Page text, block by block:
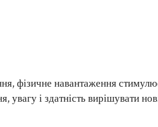
фізичне навантаження
увагу і здатність вирішувати